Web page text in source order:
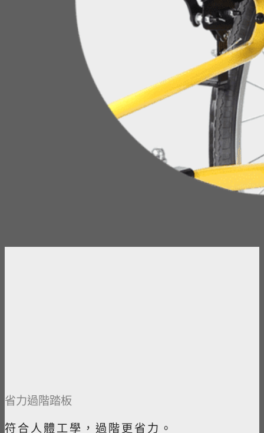
省力過階踏板
符合人體工學，過階更省力。